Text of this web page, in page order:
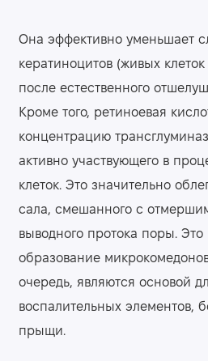
Она эффективно уменьшает
кератиноцитов (живых
после естественного
Кроме того, ретиноевая
концентрацию
активно участвующего в
клеток. Это значительно
сала, смешанного с
выводного протока поры. Это
образование
очередь, являются основой
воспалительных элементов,
прыщи.